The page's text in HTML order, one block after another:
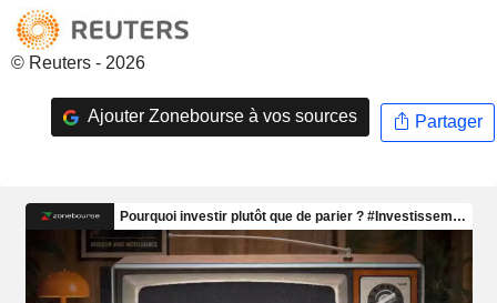
© Reuters - 2026
Ajouter Zonebourse à vos sources Partager